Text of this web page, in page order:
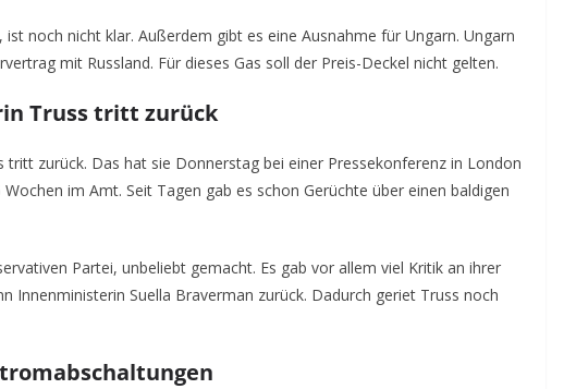
noch nicht klar. Außerdem gibt es eine Ausnahme für Ungarn. Ungarn
mit Russland. Für dieses Gas soll der Preis-Deckel nicht gelten.
Truss tritt zurück
tritt zurück. Das hat sie Donnerstag bei einer Pressekonferenz in London
im Amt. Seit Tagen gab es schon Gerüchte über einen baldigen
Partei, unbeliebt gemacht. Es gab vor allem viel Kritik an ihrer
Innenministerin Suella Braverman zurück. Dadurch geriet Truss noch